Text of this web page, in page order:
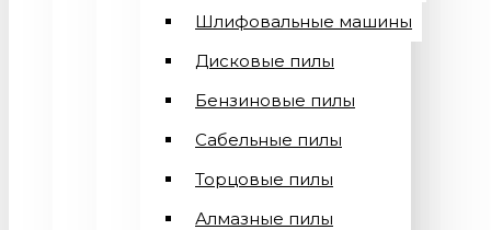
Шлифовальные машины
Дисковые пилы
Бензиновые пилы
Сабельные пилы
Торцовые пилы
Алмазные пилы